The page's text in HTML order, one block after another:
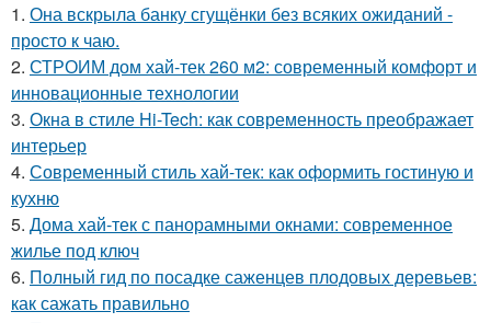
1. Она вскрыла банку сгущёнки без всяких ожиданий -
просто к чаю.
2. СТРОИМ дом хай-тек 260 м2: современный комфорт и
инновационные технологии
3. Окна в стиле Hi-Tech: как современность преображает
интерьер
4. Современный стиль хай-тек: как оформить гостиную и
кухню
5. Дома хай-тек с панорамными окнами: современное
жилье под ключ
6. Полный гид по посадке саженцев плодовых деревьев:
как сажать правильно